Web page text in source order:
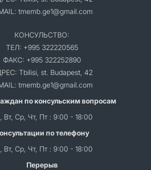
tmemb.ge1@gmail.com
КОНСУЛЬСТВО:
ТЕЛ: +995 322220565
ФАКС: +995 322252890
Tbilisi, st. Budapest, 42
tmemb.ge1@gmail.com
по консульским вопросам
Вт, Ср, Чт, Пт : 9:00 - 18:00
по телефону
Вт, Ср, Чт, Пт : 9:00 - 18:00
Перерыв